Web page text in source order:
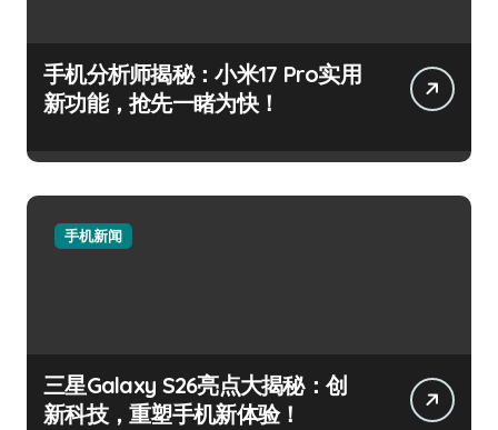
手机分析师揭秘：小米17 Pro实用
新功能，抢先一睹为快！
手机新闻
三星Galaxy S26亮点大揭秘：创
新科技，重塑手机新体验！